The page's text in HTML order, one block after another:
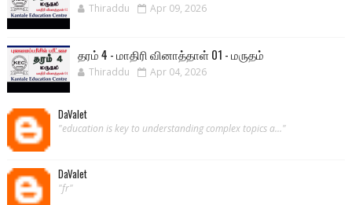
Thiraddu Apr 09, 2026
தரம் 4 - மாதிரி வினாத்தாள் 01 - மருதம்
Thiraddu Apr 04, 2026
DaValet
"education is key to understanding complex topics a..."
DaValet
"fr"